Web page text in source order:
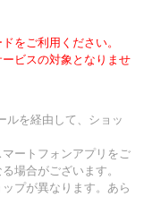
をご利用ください。
ビスの対象となりませ
ルを経由して、ショッ
ートフォンアプリをご
場合がございます。
プが異なります。あら